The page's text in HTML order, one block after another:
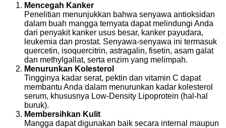
Mencegah Kanker
Penelitian menunjukkan bahwa senyawa antioksidan
dalam buah mangga ternyata dapat melindungi Anda
dari penyakit kanker usus besar, kanker payudara,
leukemia dan prostat. Senyawa-senyawa ini termasuk
quercetin, isoquercitrin, astragalin, fisetin, asam galat
dan methylgallat, serta enzim yang melimpah.
Menurunkan Kolesterol
Tingginya kadar serat, pektin dan vitamin C dapat
membantu Anda dalam menurunkan kadar kolesterol
serum, khususnya Low-Density Lipoprotein (hal-hal
buruk).
Membersihkan Kulit
Mangga dapat digunakan baik secara internal maupun